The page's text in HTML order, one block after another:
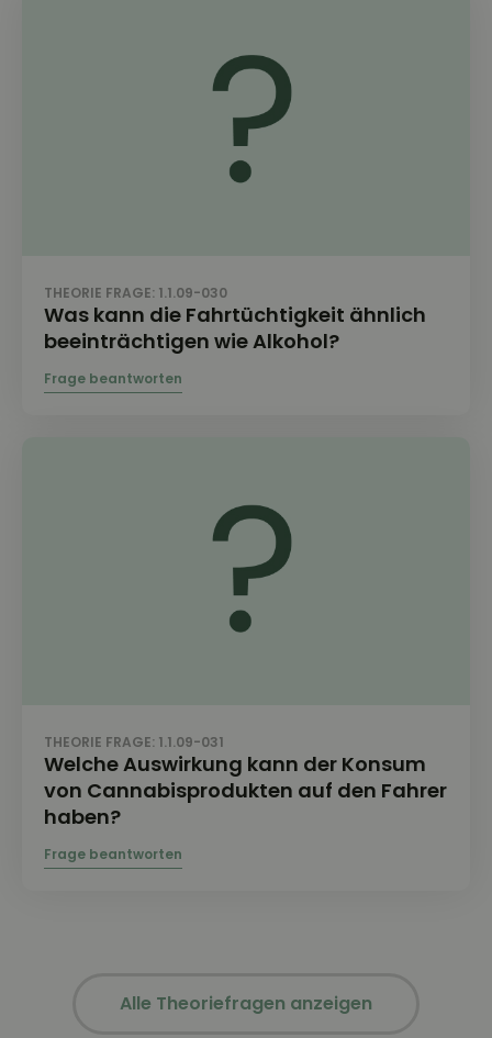
THEORIE FRAGE: 1.1.09-030
Was kann die Fahrtüchtigkeit ähnlich
beeinträchtigen wie Alkohol?
THEORIE FRAGE: 1.1.09-031
Welche Auswirkung kann der Konsum
von Cannabisprodukten auf den Fahrer
haben?
Alle Theoriefragen anzeigen